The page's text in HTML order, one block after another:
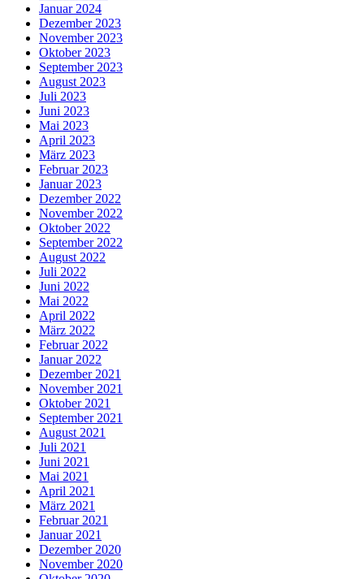
Januar 2024
Dezember 2023
November 2023
Oktober 2023
September 2023
August 2023
Juli 2023
Juni 2023
Mai 2023
April 2023
März 2023
Februar 2023
Januar 2023
Dezember 2022
November 2022
Oktober 2022
September 2022
August 2022
Juli 2022
Juni 2022
Mai 2022
April 2022
März 2022
Februar 2022
Januar 2022
Dezember 2021
November 2021
Oktober 2021
September 2021
August 2021
Juli 2021
Juni 2021
Mai 2021
April 2021
März 2021
Februar 2021
Januar 2021
Dezember 2020
November 2020